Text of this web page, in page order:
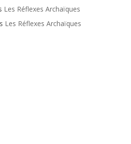
Les Réflexes Archaïques
Les Réflexes Archaïques